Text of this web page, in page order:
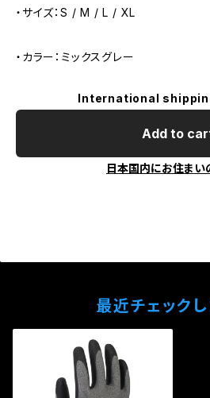
・サイズ：S / M / L / XL
・カラー：ミックスグレー
International
Add to
日本国内にお住まい
最近チェック